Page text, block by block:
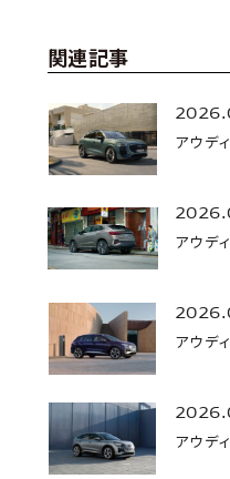
関連記事
アウデ
アウデ
アウデ
アウデ